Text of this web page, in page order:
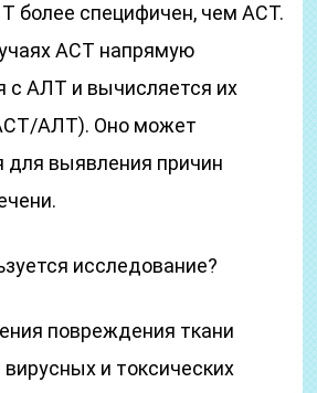
более специфичен, чем АСТ.
АСТ напрямую
с АЛТ и вычисляется их
АЛТ). Оно может
для выявления причин
исследование?
повреждения ткани
вирусных и токсических